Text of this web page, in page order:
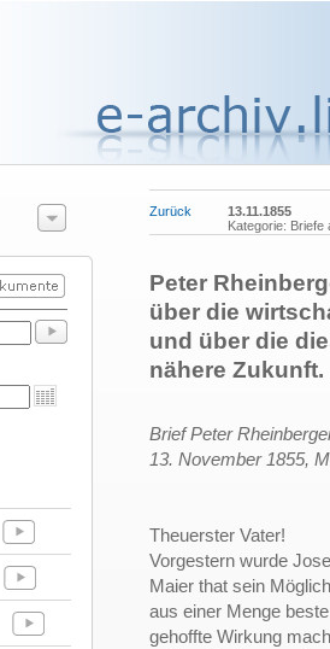
Zurück
13.11.1855
Kategorie:
Peter
über die
und über die
nähere Zukunft.
Brief Peter
13. November 1855,
Theuerster Vater!
Vorgestern wurde
Maier that sein
aus einer Menge
gehoffte Wirkung